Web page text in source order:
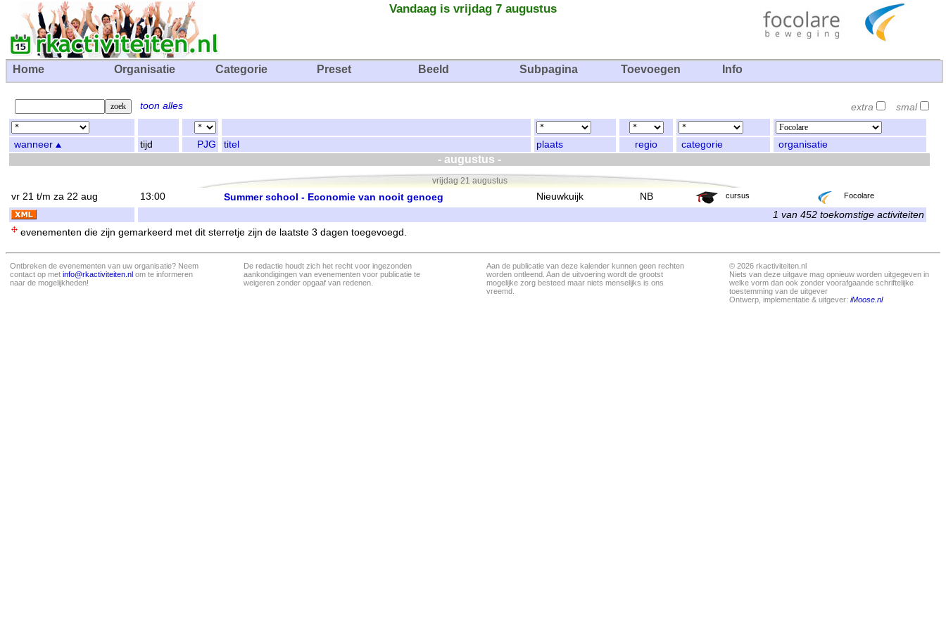
Vandaag is vrijdag 7 augustus
Home Organisatie Categorie Preset Beeld Subpagina Toevoegen Info
toon alles extra smal
wanneer tijd PJG titel plaats regio categorie organisatie
- augustus -
vrijdag 21 augustus
vr 21 t/m za 22 aug 13:00 Summer school - Economie van nooit genoeg Nieuwkuijk NB cursus Focolare
1 van 452 toekomstige activiteiten
evenementen die zijn gemarkeerd met dit sterretje zijn de laatste 3 dagen toegevoegd.
Ontbreken de evenementen van uw organisatie? Neem
contact op met info@rkactiviteiten.nl om te informeren
naar de mogelijkheden!
De redactie houdt zich het recht voor ingezonden
aankondigingen van evenementen voor publicatie te
weigeren zonder opgaaf van redenen.
Aan de publicatie van deze kalender kunnen geen rechten
worden ontleend. Aan de uitvoering wordt de grootst
mogelijke zorg besteed maar niets menselijks is ons
vreemd.
© 2026 rkactiviteiten.nl
Niets van deze uitgave mag opnieuw worden uitgegeven in
welke vorm dan ook zonder voorafgaande schriftelijke
toestemming van de uitgever
Ontwerp, implementatie & uitgever: iMoose.nl